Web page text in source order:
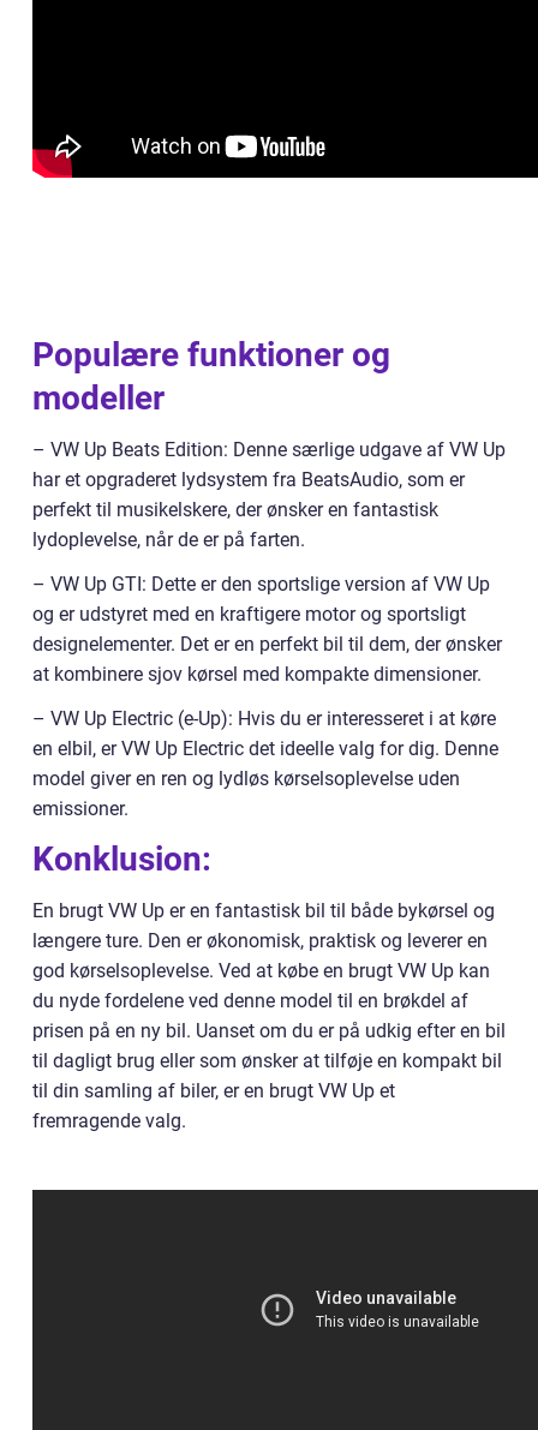
Populære funktioner og
modeller
– VW Up Beats Edition: Denne særlige udgave af VW Up
har et opgraderet lydsystem fra BeatsAudio, som er
perfekt til musikelskere, der ønsker en fantastisk
lydoplevelse, når de er på farten.
– VW Up GTI: Dette er den sportslige version af VW Up
og er udstyret med en kraftigere motor og sportsligt
designelementer. Det er en perfekt bil til dem, der ønsker
at kombinere sjov kørsel med kompakte dimensioner.
– VW Up Electric (e-Up): Hvis du er interesseret i at køre
en elbil, er VW Up Electric det ideelle valg for dig. Denne
model giver en ren og lydløs kørselsoplevelse uden
emissioner.
Konklusion:
En brugt VW Up er en fantastisk bil til både bykørsel og
længere ture. Den er økonomisk, praktisk og leverer en
god kørselsoplevelse. Ved at købe en brugt VW Up kan
du nyde fordelene ved denne model til en brøkdel af
prisen på en ny bil. Uanset om du er på udkig efter en bil
til dagligt brug eller som ønsker at tilføje en kompakt bil
til din samling af biler, er en brugt VW Up et
fremragende valg.